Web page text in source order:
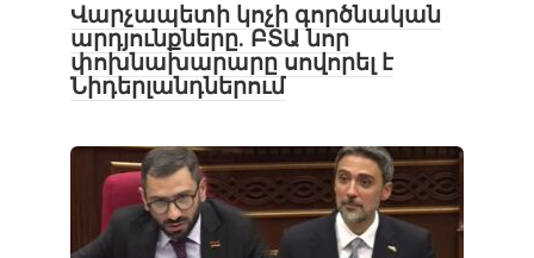
Վարչապետի կոչի գործնական
արդյունքները. ԲՏԱ նոր
փոխնախարարը սովորել է
Նիդերլանդներում